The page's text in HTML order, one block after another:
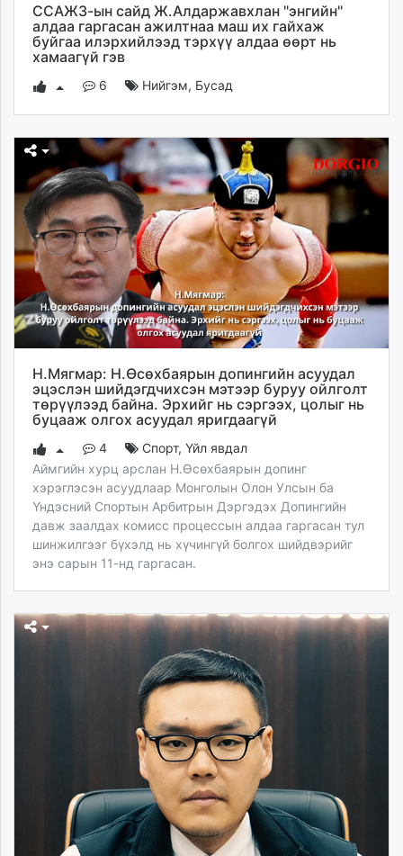
ССАЖЗ-ын сайд Ж.Алдаржавхлан "энгийн"
алдаа гаргасан ажилтнаа маш их гайхаж
буйгаа илэрхийлээд тэрхүү алдаа өөрт нь
хамаагүй гэв
6 Нийгэм, Бусад
Н.Мягмар: Н.Өсөхбаярын допингийн асуудал
эцэслэн шийдэгдчихсэн мэтээр буруу ойлголт
төрүүлээд байна. Эрхийг нь сэргээх, цолыг нь
буцааж олгох асуудал яригдаагүй
4 Спорт,Үйл явдал
Аймгийн хурц арслан Н.Өсөхбаярын допинг
хэрэглэсэн асуудлаар Монголын Олон Улсын ба
Үндэсний Спортын Арбитрын Дэргэдэх Допингийн
давж заалдах комисс процессын алдаа гаргасан тул
шинжилгээг бүхэлд нь хүчингүй болгох шийдвэрийг
энэ сарын 11-нд гаргасан.